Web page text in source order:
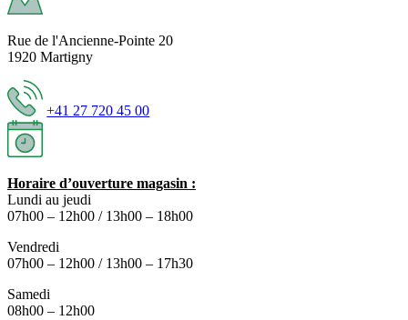
Rue de l'Ancienne-Pointe 20
1920 Martigny
+41 27 720 45 00
Horaire d’ouverture magasin :
Lundi au jeudi
07h00 – 12h00 / 13h00 – 18h00
Vendredi
07h00 – 12h00 / 13h00 – 17h30
Samedi
08h00 – 12h00